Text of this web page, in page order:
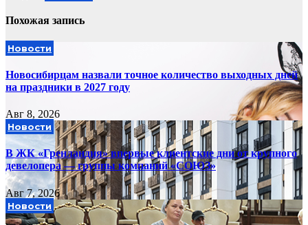
Похожая запись
Новости
Новосибирцам назвали точное количество выходных дней
на праздники в 2027 году
Авг 8, 2026
Новости
В ЖК «Гренландия» впервые клиентские дни от крупного
девелопера — группы компаний «СОЮЗ»
Авг 7, 2026
Новости